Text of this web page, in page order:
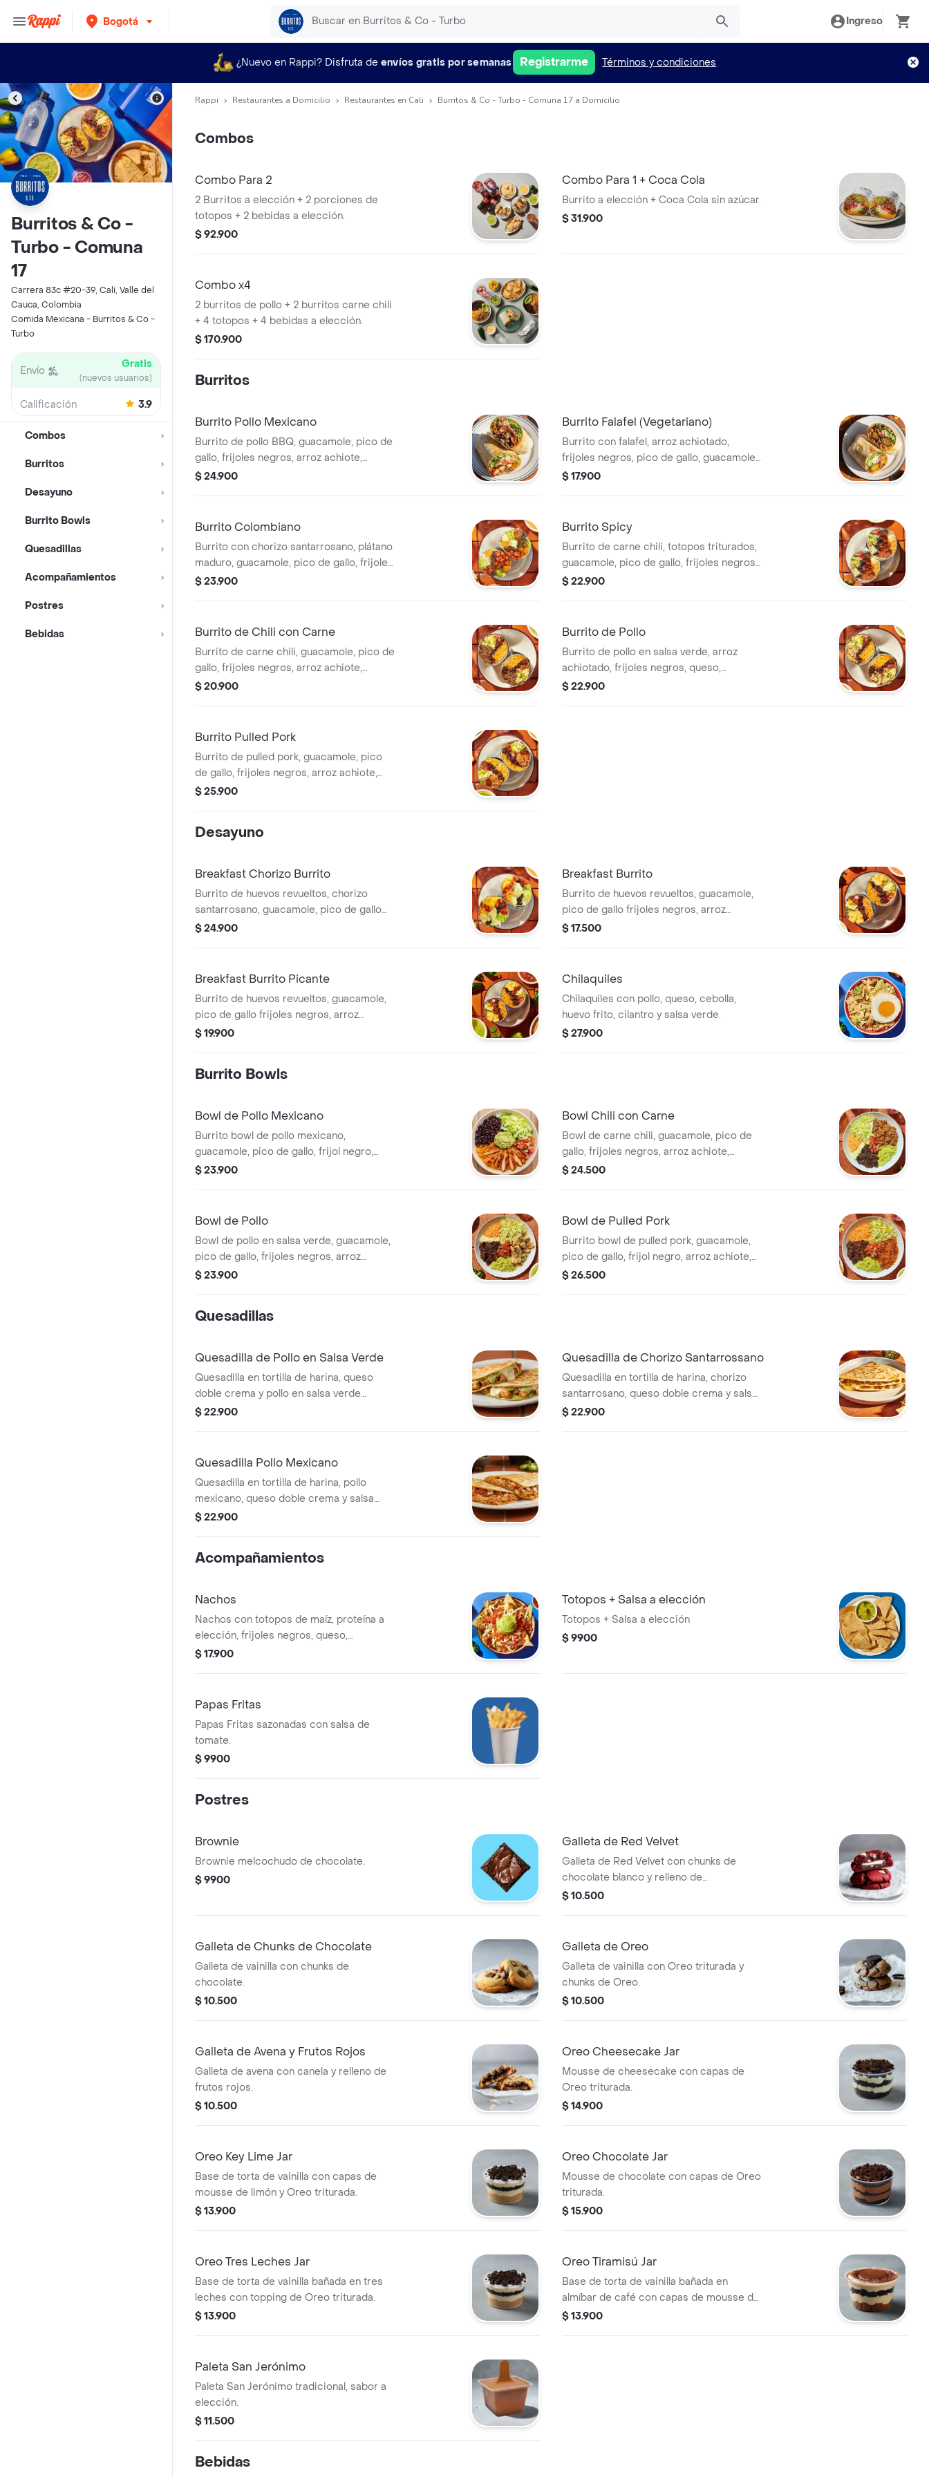
Bogotá Ingreso
¿Nuevo en Rappi? Disfruta de envíos gratis por semanas Registrarme Términos y condiciones
Burritos & Co -
Turbo - Comuna
17
Carrera 83c #20-39, Cali, Valle del
Cauca, Colombia
Comida Mexicana - Burritos & Co -
Turbo
Envío Gratis
(nuevos usuarios)
Calificación 3.9
Combos
Burritos
Desayuno
Burrito Bowls
Quesadillas
Acompañamientos
Postres
Bebidas
Rappi Restaurantes a Domicilio Restaurantes en Cali Burritos & Co - Turbo - Comuna 17 a Domicilio
Combos
Combo Para 2
2 Burritos a elección + 2 porciones de
totopos + 2 bebidas a elección.
$ 92.900
Combo Para 1 + Coca Cola
Burrito a elección + Coca Cola sin azúcar.
$ 31.900
Combo x4
2 burritos de pollo + 2 burritos carne chili
+ 4 totopos + 4 bebidas a elección.
$ 170.900
Burritos
Burrito Pollo Mexicano
Burrito de pollo BBQ, guacamole, pico de
gallo, frijoles negros, arroz achiote,
lechuga y queso. *Producto Ligeramente
$ 24.900
Burrito Falafel (Vegetariano)
Burrito con falafel, arroz achiotado,
frijoles negros, pico de gallo, guacamole,
queso, lechuga, totopos triturados y salsa
$ 17.900
Burrito Colombiano
Burrito con chorizo santarrosano, plátano
maduro, guacamole, pico de gallo, frijoles
negros, arroz achiote, queso y salsa
$ 23.900
Burrito Spicy
Burrito de carne chili, totopos triturados,
guacamole, pico de gallo, frijoles negros,
arroz achiote, queso y salsa de habanero
$ 22.900
Burrito de Chili con Carne
Burrito de carne chili, guacamole, pico de
gallo, frijoles negros, arroz achiote,
lechuga, queso y salsa verde Burritos &
$ 20.900
Burrito de Pollo
Burrito de pollo en salsa verde, arroz
achiotado, frijoles negros, queso,
guacamole, pico de gallo, lechuga y salsa
$ 22.900
Burrito Pulled Pork
Burrito de pulled pork, guacamole, pico
de gallo, frijoles negros, arroz achiote,
lechuga, queso y salsa roja tatemada
$ 25.900
Desayuno
Breakfast Chorizo Burrito
Burrito de huevos revueltos, chorizo
santarrosano, guacamole, pico de gallo
frijoles negros, arroz achiote, lechuga,
$ 24.900
Breakfast Burrito
Burrito de huevos revueltos, guacamole,
pico de gallo frijoles negros, arroz
achiote, lechuga, queso y salsa verde
$ 17.500
Breakfast Burrito Picante
Burrito de huevos revueltos, guacamole,
pico de gallo frijoles negros, arroz
achiote, lechuga, queso y salsa habanero.
$ 19.900
Chilaquiles
Chilaquiles con pollo, queso, cebolla,
huevo frito, cilantro y salsa verde.
$ 27.900
Burrito Bowls
Bowl de Pollo Mexicano
Burrito bowl de pollo mexicano,
guacamole, pico de gallo, frijol negro,
arroz achiote y lechuga. *Producto
$ 23.900
Bowl Chili con Carne
Bowl de carne chili, guacamole, pico de
gallo, frijoles negros, arroz achiote,
lechuga y salsa verde Burritos & Co.
$ 24.500
Bowl de Pollo
Bowl de pollo en salsa verde, guacamole,
pico de gallo, frijoles negros, arroz
achiote y lechuga.
$ 23.900
Bowl de Pulled Pork
Burrito bowl de pulled pork, guacamole,
pico de gallo, frijol negro, arroz achiote,
lechuga y salsa roja tatemada (picante
$ 26.500
Quesadillas
Quesadilla de Pollo en Salsa Verde
Quesadilla en tortilla de harina, queso
doble crema y pollo en salsa verde
Burritos & Co.
$ 22.900
Quesadilla de Chorizo Santarrossano
Quesadilla en tortilla de harina, chorizo
santarrosano, queso doble crema y salsa
verde Burritos & Co.
$ 22.900
Quesadilla Pollo Mexicano
Quesadilla en tortilla de harina, pollo
mexicano, queso doble crema y salsa
verde Burritos & Co. *Producto
$ 22.900
Acompañamientos
Nachos
Nachos con totopos de maíz, proteína a
elección, frijoles negros, queso,
guacamole y pico de gallo.
$ 17.900
Totopos + Salsa a elección
Totopos + Salsa a elección
$ 9900
Papas Fritas
Papas Fritas sazonadas con salsa de
tomate.
$ 9900
Postres
Brownie
Brownie melcochudo de chocolate.
$ 9900
Galleta de Red Velvet
Galleta de Red Velvet con chunks de
chocolate blanco y relleno de
Cheesecake.
$ 10.500
Galleta de Chunks de Chocolate
Galleta de vainilla con chunks de
chocolate.
$ 10.500
Galleta de Oreo
Galleta de vainilla con Oreo triturada y
chunks de Oreo.
$ 10.500
Galleta de Avena y Frutos Rojos
Galleta de avena con canela y relleno de
frutos rojos.
$ 10.500
Oreo Cheesecake Jar
Mousse de cheesecake con capas de
Oreo triturada.
$ 14.900
Oreo Key Lime Jar
Base de torta de vainilla con capas de
mousse de limón y Oreo triturada.
$ 13.900
Oreo Chocolate Jar
Mousse de chocolate con capas de Oreo
triturada.
$ 15.900
Oreo Tres Leches Jar
Base de torta de vainilla bañada en tres
leches con topping de Oreo triturada.
$ 13.900
Oreo Tiramisú Jar
Base de torta de vainilla bañada en
almíbar de café con capas de mousse de
tiramisú y Oreo.
$ 13.900
Paleta San Jerónimo
Paleta San Jerónimo tradicional, sabor a
elección.
$ 11.500
Bebidas